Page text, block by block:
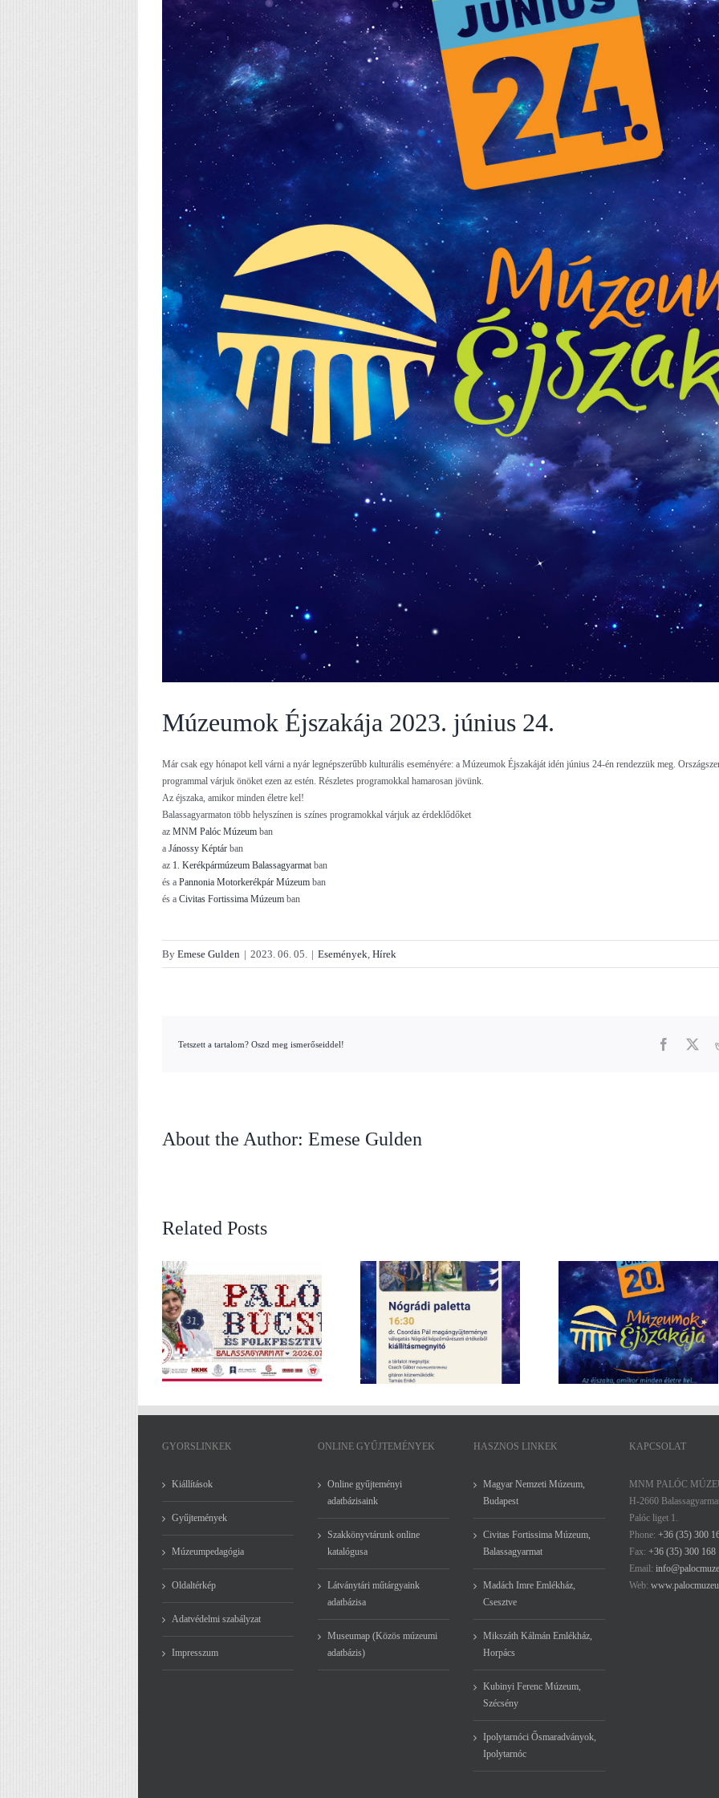
Múzeumok Éjszakája 2023. június 24.
Már csak egy hónapot kell várni a nyár legnépszerűbb kulturális eseményére: a Múzeumok Éjszakáját idén június 24-én rendezzük meg.
programmal várjuk önöket ezen az estén. Részletes programokkal hamarosan jövünk.
Az éjszaka, amikor minden életre kel!
Balassagyarmaton több helyszínen is színes programokkal várjuk az érdeklődőket
az MNM Palóc Múzeumban
a Jánossy Képtárban
az 1. Kerékpármúzeum Balassagyarmatban
és a Pannonia Motorkerékpár Múzeumban
és a Civitas Fortissima Múzeumban
By Emese Gulden | 2023. 06. 05. | Események, Hírek
Tetszett a tartalom? Oszd meg ismerőseiddel! Facebook
About the Author: Emese Gulden
Related Posts
Nógrádi paletta – Dr. Csordás Pál
magánygyűjteménye – válogatás
Nógrád képzőművészeti
értékeiből – 2026. június 20.
16:30
Múzeumok Éjszakája – június 20.
16:00 – 24:00
“Egy magyar úr New
kortörténeti tárlatvezetés
Gáborral
GYORSLINKEK
Kiállítások
Gyűjtemények
Múzeumpedagógia
Oldaltérkép
Adatvédelmi szabályzat
Impresszum
ONLINE GYŰJTEMÉNYEK
Online gyűjteményi
adatbázisaink
Szakkönyvtárunk online
katalógusa
Látványtári műtárgyaink
adatbázisa
Museumap (Közös múzeumi
adatbázis)
HASZNOS LINKEK
Magyar Nemzeti Múzeum,
Budapest
Civitas Fortissima Múzeum,
Balassagyarmat
Madách Imre Emlékház,
Csesztve
Mikszáth Kálmán Emlékház,
Horpács
Kubinyi Ferenc Múzeum,
Szécsény
Ipolytarnóci Ősmaradványok,
Ipolytarnóc
KAPCSOLAT
MNM PALÓC
H-2660
Palóc liget 1.
Phone: +36 (35) 300
Fax: +36 (35) 300 168
Email:
Web: